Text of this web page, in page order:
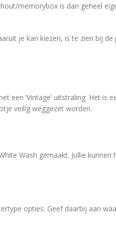
memorybox is dan geheel
je kan kiezen, is te zien bij de
een ‘Vintage’ uitstraling. Het is
veilig weggezet worden.
Wash gemaakt. Jullie kunnen
opties. Geef daarbij aan